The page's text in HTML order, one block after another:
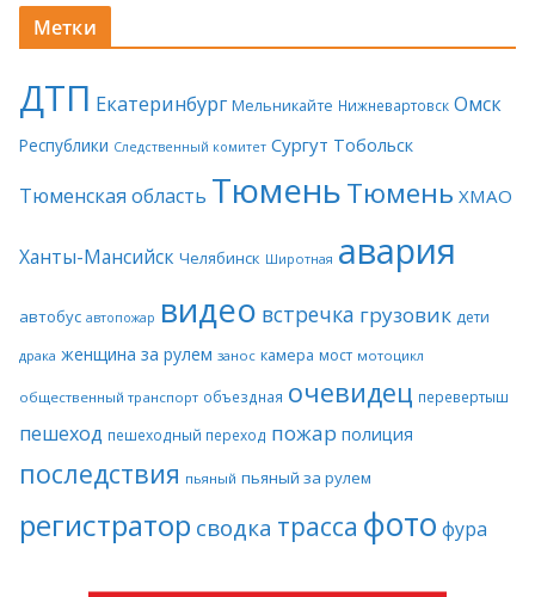
Метки
ДТП Екатеринбург Мельникайте Нижневартовск Омск
Республики Следственный комитет Сургут Тобольск
Тюменская область ТюменьТюмень ХМАО
Ханты-Мансийск Челябинск Широтная авария
автобус автопожар видео встречка грузовик дети
драка женщина за рулем занос камера мост мотоцикл
общественный транспорт объездная очевидец перевертыш
пешеход пешеходный переход пожар полиция
последствия пьяный пьяный за рулем
регистратор сводка трасса фото фура